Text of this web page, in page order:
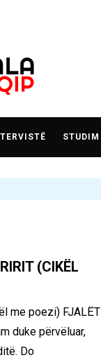
STUDIM
(CIKËL
me poezi) FJALËT
duke përvëluar,
Do